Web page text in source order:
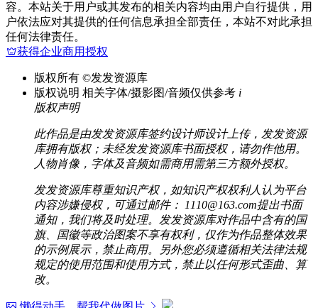
容。本站关于用户或其发布的相关内容均由用户自行提供，用
户依法应对其提供的任何信息承担全部责任，本站不对此承担
任何法律责任。
获得企业商用授权
版权所有 ©发发资源库
版权说明 相关字体/摄影图/音频仅供参考 i
版权声明
此作品是由发发资源库签约设计师设计上传，发发资源
库拥有版权；未经发发资源库书面授权，请勿作他用。
人物肖像，字体及音频如需商用需第三方额外授权。
发发资源库尊重知识产权，如知识产权权利人认为平台
内容涉嫌侵权，可通过邮件： 1110@163.com提出书面
通知，我们将及时处理。发发资源库对作品中含有的国
旗、国徽等政治图案不享有权利，仅作为作品整体效果
的示例展示，禁止商用。另外您必须遵循相关法律法规
规定的使用范围和使用方式，禁止以任何形式歪曲、算
改。